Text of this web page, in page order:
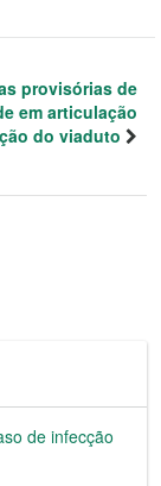
provisórias de
em articulação
do viaduto
de infecção